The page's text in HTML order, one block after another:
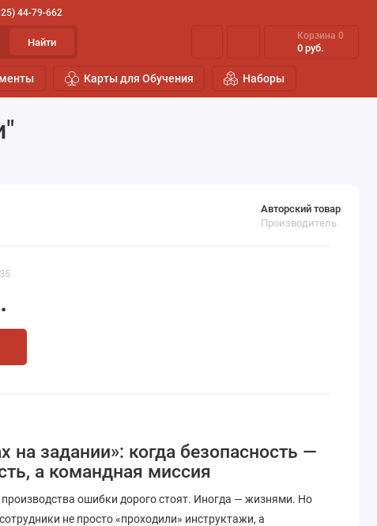
44-79-662
Найти
Корзина 0
0 руб.
Карты для Обучения Наборы
Авторский товар
Производитель
на задании»: когда безопасность —
а командная миссия
ошибки дорого стоят. Иногда — жизнями. Но
не просто «проходили» инструктажи, а